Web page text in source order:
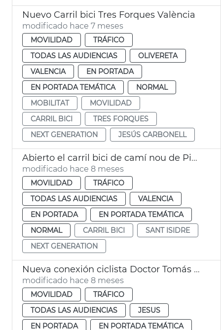
Nuevo Carril bici Tres Forques València
modificado hace 7 meses
MOVILIDAD
TRÁFICO
TODAS LAS AUDIENCIAS
OLIVERETA
VALENCIA
EN PORTADA
EN PORTADA TEMÁTICA
NORMAL
MOBILITAT
MOVILIDAD
CARRIL BICI
TRES FORQUES
NEXT GENERATION
JESÚS CARBONELL
Abierto el carril bici de camí nou de Picanya-Arxiduc Carles
modificado hace 8 meses
MOVILIDAD
TRÁFICO
TODAS LAS AUDIENCIAS
VALENCIA
EN PORTADA
EN PORTADA TEMÁTICA
NORMAL
CARRIL BICI
SANT ISIDRE
NEXT GENERATION
Nueva conexión ciclista Doctor Tomás Sala València
modificado hace 8 meses
MOVILIDAD
TRÁFICO
TODAS LAS AUDIENCIAS
JESUS
EN PORTADA
EN PORTADA TEMÁTICA